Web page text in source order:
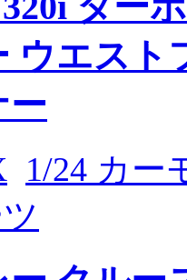
ウエスト
ー
1/24 カー